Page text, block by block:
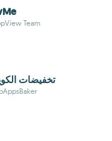
Team
تخفيضات